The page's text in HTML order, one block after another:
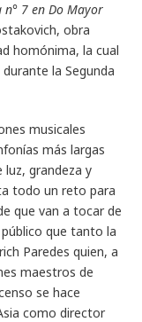
n° 7 en Do Mayor
obra
homónima, la cual
la Segunda
musicales
más largas
luz, grandeza y
todo un reto para
que van a tocar de
que tanto la
Paredes quien, a
maestros de
se hace
como director